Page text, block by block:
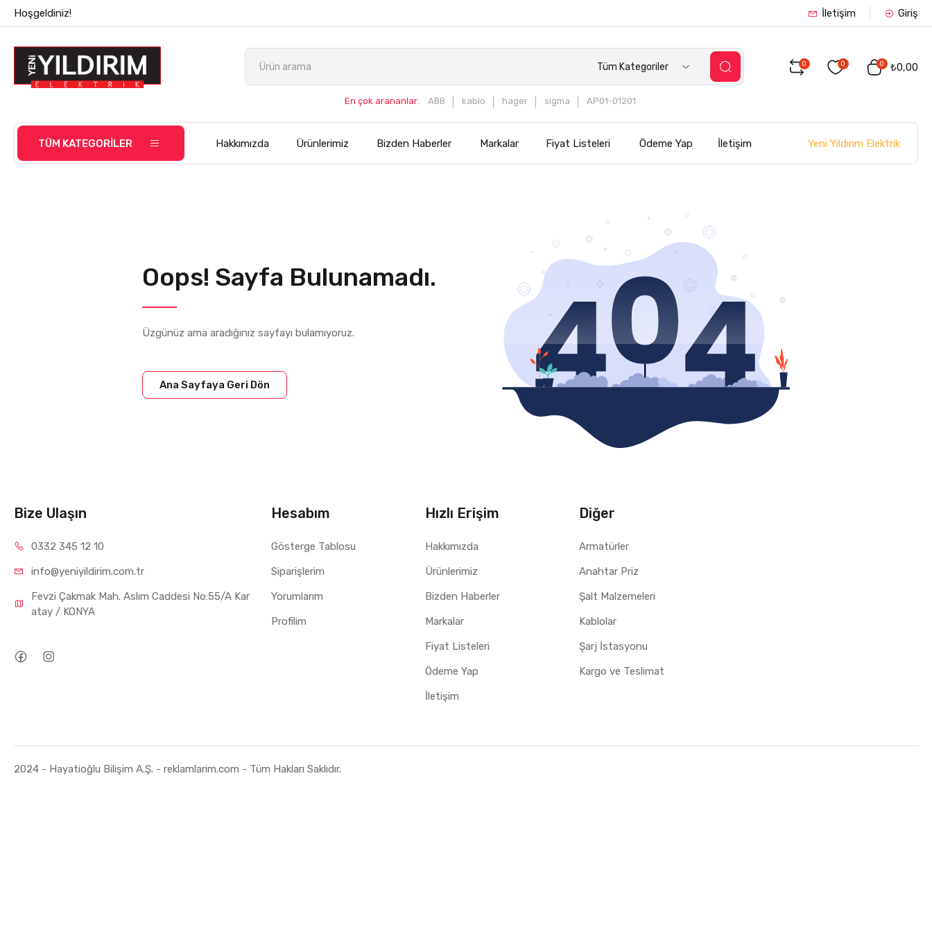
Hoşgeldiniz! İletişim Giriş
Tüm Kategoriler
En çok arananlar: ABB kablo hager sigma AP01-01201
0 0 0 ₺0,00
TÜM KATEGORİLER Hakkımızda Ürünlerimiz Bizden Haberler Markalar Fiyat Listeleri Ödeme Yap İletişim Yeni Yıldırım Elektrik
Oops! Sayfa Bulunamadı.
Üzgünüz ama aradığınız sayfayı bulamıyoruz.
Ana Sayfaya Geri Dön
Bize Ulaşın
0332 345 12 10
info@yeniyildirim.com.tr
Fevzi Çakmak Mah. Aslım Caddesi No:55/A Kar
atay / KONYA
Hesabım
Gösterge Tablosu
Siparişlerim
Yorumlarım
Profilim
Hızlı Erişim
Hakkımızda
Ürünlerimiz
Bizden Haberler
Markalar
Fiyat Listeleri
Ödeme Yap
İletişim
Diğer
Armatürler
Anahtar Priz
Şalt Malzemeleri
Kablolar
Şarj İstasyonu
Kargo ve Teslimat
2024 - Hayatioğlu Bilişim A.Ş. - reklamlarim.com - Tüm Hakları Saklıdır.